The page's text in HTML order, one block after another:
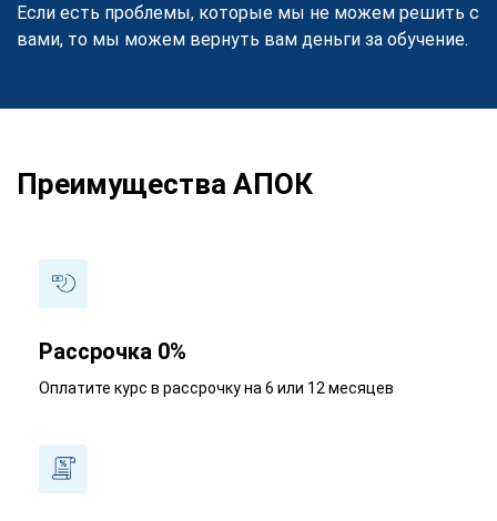
Если есть проблемы, которые мы не можем решить с
вами, то мы можем вернуть вам деньги за обучение.
Преимущества АПОК
Рассрочка 0%
Оплатите курс в рассрочку на 6 или 12 месяцев